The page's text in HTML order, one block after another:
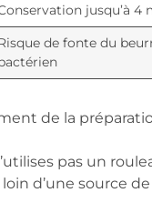
jusqu’à 4
de fonte du
de la
pas un
d’une source